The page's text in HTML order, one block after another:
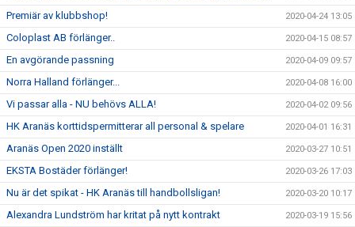
Premiär av klubbshop! 2020-04-24 13:05
Coloplast AB förlänger.. 2020-04-15 08:57
En avgörande passning 2020-04-09 09:57
Norra Halland förlänger... 2020-04-08 16:00
Vi passar alla - NU behövs ALLA! 2020-04-02 09:56
HK Aranäs korttidspermitterar all personal & spelare 2020-04-01 16:31
Aranäs Open 2020 inställt 2020-03-27 10:51
EKSTA Bostäder förlänger! 2020-03-26 17:03
Nu är det spikat - HK Aranäs till handbollsligan! 2020-03-20 10:17
Alexandra Lundström har kritat på nytt kontrakt 2020-03-19 15:56